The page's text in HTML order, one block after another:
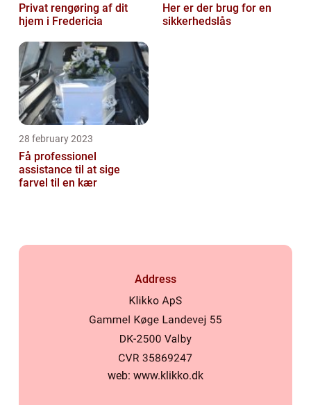
Privat rengøring af dit
hjem i Fredericia
Her er der brug for en
sikkerhedslås
28 february 2023
Få professionel
assistance til at sige
farvel til en kær
Address
web: www.klikko.dk